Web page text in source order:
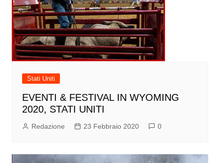
Stati Uniti
EVENTI & FESTIVAL IN WYOMING
2020, STATI UNITI
Redazione 23 Febbraio 2020 0